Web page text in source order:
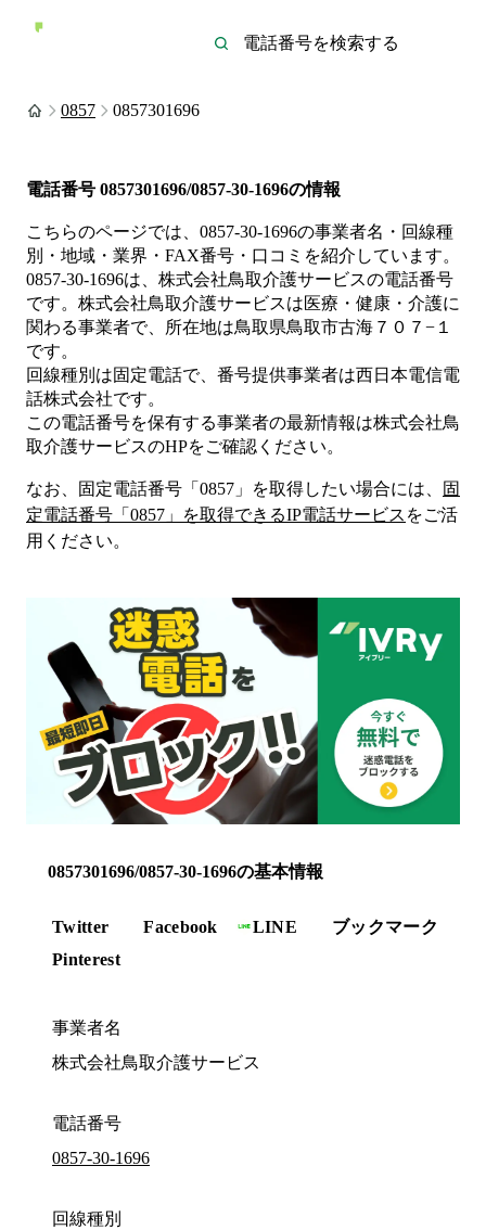
0857 0857301696
電話番号 0857301696/0857-30-1696の情報
こちらのページでは、 0857-30-1696の事業者名・回線種
別・地域・業界・FAX番号・口コミを紹介しています。
0857-30-1696は、 株式会社鳥取介護サービスの電話番号
です。 株式会社鳥取介護サービスは医療・健康・介護に
関わる事業者で、所在地は鳥取県鳥取市古海７０７−１
です。
回線種別は固定電話で、番号提供事業者は西日本電信電
話株式会社です。
この電話番号を保有する事業者の最新情報は株式会社鳥
取介護サービスのHPをご確認ください。
なお、固定電話番号「 0857 」を取得したい場合には、
固
定電話番号「 0857 」を取得できるIP電話サービス をご活
用ください。
0857301696/0857-30-1696の基本情報
Twitter Facebook LINE
ブックマーク
Pinterest
事業者名
株式会社鳥取介護サービス
電話番号
0857-30-1696
回線種別